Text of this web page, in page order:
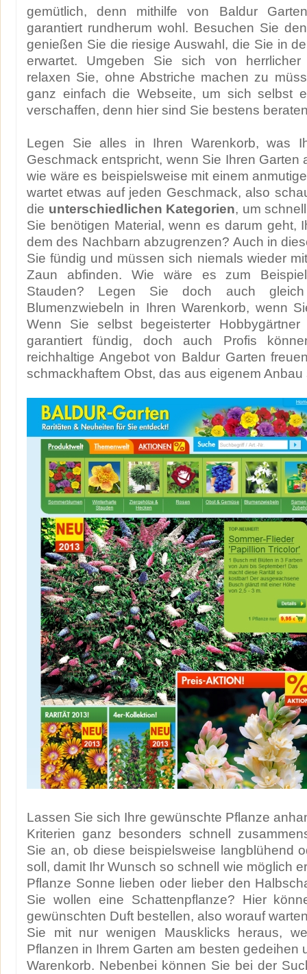
gemütlich, denn mithilfe von Baldur
garantiert rundherum wohl. Besuchen Sie
genießen Sie die riesige Auswahl, die Sie in
erwartet. Umgeben Sie sich von herrlicher
relaxen Sie, ohne Abstriche machen zu
ganz einfach die Webseite, um sich selbst
verschaffen, denn hier sind Sie bestens
Legen Sie alles in Ihren Warenkorb, was
Geschmack entspricht, wenn Sie Ihren Garten
wie wäre es beispielsweise mit einem
wartet etwas auf jeden Geschmack, also
die unterschiedlichen Kategorien, um
Sie benötigen Material, wenn es darum geht,
dem des Nachbarn abzugrenzen? Auch in
Sie fündig und müssen sich niemals wieder
Zaun abfinden. Wie wäre es zum
Stauden? Legen Sie doch auch
Blumenzwiebeln in Ihren Warenkorb, wenn
Wenn Sie selbst begeisterter
garantiert fündig, doch auch Profis
reichhaltige Angebot von Baldur Garten
schmackhaftem Obst, das aus eigenem Anbau
Lassen Sie sich Ihre gewünschte Pflanze
Kriterien ganz besonders schnell
Sie an, ob diese beispielsweise langblühend
soll, damit Ihr Wunsch so schnell wie möglich
Pflanze Sonne lieben oder lieber den
Sie wollen eine Schattenpflanze? Hier
gewünschten Duft bestellen, also worauf
Sie mit nur wenigen Mausklicks heraus,
Pflanzen in Ihrem Garten am besten gedeihen
Warenkorb. Nebenbei können Sie bei der